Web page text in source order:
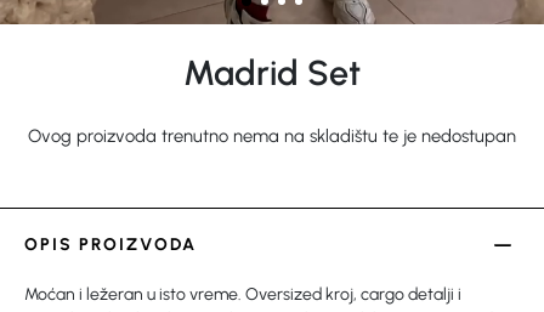
Madrid Set
Ovog proizvoda trenutno nema na skladištu te je nedostupan
OPIS PROIZVODA
Moćan i ležeran u isto vreme. Oversized kroj, cargo detalji i